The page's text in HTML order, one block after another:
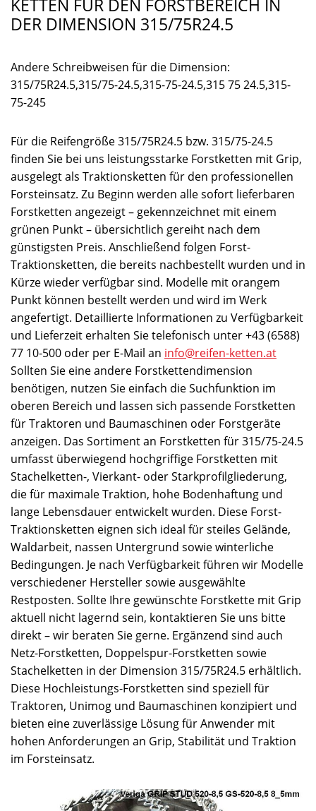
KETTEN FÜR DEN FORSTBEREICH IN
DER DIMENSION 315/75R24.5
Andere Schreibweisen für die Dimension:
315/75R24.5,315/75-24.5,315-75-24.5,315 75 24.5,315-
75-245
Für die Reifengröße 315/75R24.5 bzw. 315/75-24.5
finden Sie bei uns leistungsstarke Forstketten mit Grip,
ausgelegt als Traktionsketten für den professionellen
Forsteinsatz. Zu Beginn werden alle sofort lieferbaren
Forstketten angezeigt – gekennzeichnet mit einem
grünen Punkt – übersichtlich gereiht nach dem
günstigsten Preis. Anschließend folgen Forst-
Traktionsketten, die bereits nachbestellt wurden und in
Kürze wieder verfügbar sind. Modelle mit orangem
Punkt können bestellt werden und wird im Werk
angefertigt. Detaillierte Informationen zu Verfügbarkeit
und Lieferzeit erhalten Sie telefonisch unter +43 (6588)
77 10-500 oder per E-Mail an info@reifen-ketten.at
Sollten Sie eine andere Forstkettendimension
benötigen, nutzen Sie einfach die Suchfunktion im
oberen Bereich und lassen sich passende Forstketten
für Traktoren und Baumaschinen oder Forstgeräte
anzeigen. Das Sortiment an Forstketten für 315/75-24.5
umfasst überwiegend hochgriffige Forstketten mit
Stachelketten-, Vierkant- oder Starkprofilgliederung,
die für maximale Traktion, hohe Bodenhaftung und
lange Lebensdauer entwickelt wurden. Diese Forst-
Traktionsketten eignen sich ideal für steiles Gelände,
Waldarbeit, nassen Untergrund sowie winterliche
Bedingungen. Je nach Verfügbarkeit führen wir Modelle
verschiedener Hersteller sowie ausgewählte
Restposten. Sollte Ihre gewünschte Forstkette mit Grip
aktuell nicht lagernd sein, kontaktieren Sie uns bitte
direkt – wir beraten Sie gerne. Ergänzend sind auch
Netz-Forstketten, Doppelspur-Forstketten sowie
Stachelketten in der Dimension 315/75R24.5 erhältlich.
Diese Hochleistungs-Forstketten sind speziell für
Traktoren, Unimog und Baumaschinen konzipiert und
bieten eine zuverlässige Lösung für Anwender mit
hohen Anforderungen an Grip, Stabilität und Traktion
im Forsteinsatz.